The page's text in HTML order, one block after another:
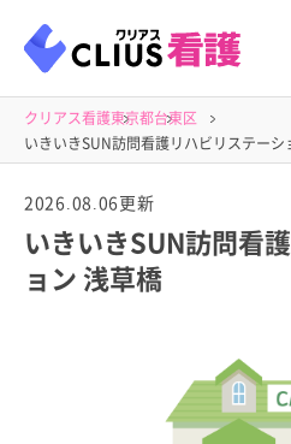
クリアス看護東京都台東区
いきいきSUN訪問看護リハビリステーシ
2026.08.06更新
いきいきSUN訪問看
ョン 浅草橋